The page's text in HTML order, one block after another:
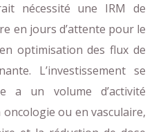
nécessité une IRM de
en jours d’attente pour le
optimisation des flux de
L’investissement se
a un volume d’activité
ou en vasculaire,